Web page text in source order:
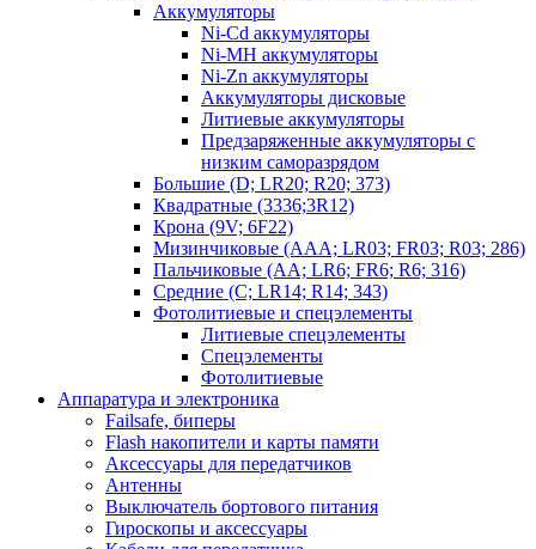
Аккумуляторы
Ni-Cd аккумуляторы
Ni-MH аккумуляторы
Ni-Zn аккумуляторы
Аккумуляторы дисковые
Литиевые аккумуляторы
Предзаряженные аккумуляторы с
низким саморазрядом
Большие (D; LR20; R20; 373)
Квадратные (3336;3R12)
Крона (9V; 6F22)
Мизинчиковые (AAA; LR03; FR03; R03; 286)
Пальчиковые (AA; LR6; FR6; R6; 316)
Средние (C; LR14; R14; 343)
Фотолитиевые и спецэлементы
Литиевые спецэлементы
Спецэлементы
Фотолитиевые
Аппаратура и электроника
Failsafe, биперы
Flash накопители и карты памяти
Аксессуары для передатчиков
Антенны
Выключатель бортового питания
Гироскопы и аксессуары